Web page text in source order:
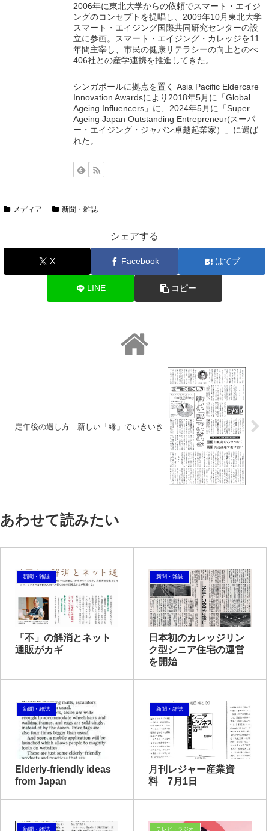
2006年に東北大学からの依頼でスマート・エイジ
ングのコンセプトを提唱し、2009年10月東北大学
スマート・エイジング国際共同研究センターの設
立に参画。スマート・エイジング・カレッジを11
年間主宰し、市民の健康リテラシーの向上とのべ
406社との産学連携を推進してきた。
シンガポールに拠点を置く Asia Pacific Eldercare
Innovation Awardsにより2018年5月に「Global
Ageing Influencers」に、2024年5月に「Super
Ageing Japan Outstanding Entrepreneur(スーパ
ー・エイジング・ジャパン卓越起業家）」に選ば
れた。
メディア 新聞・雑誌
シェアする
X Facebook はてブ
LINE コピー
定年後の過し方 新しい「縁」でいきいき
あわせて読みたい
新聞・雑誌
「不」の解消とネット
通販がカギ
新聞・雑誌
日本初のカレッジリン
ク型シニア住宅の運営
を開始
新聞・雑誌
Elderly-friendly ideas
from Japan
新聞・雑誌
月刊レジャー産業資
料 7月1日
新聞・雑誌 テレビ・ラジオ